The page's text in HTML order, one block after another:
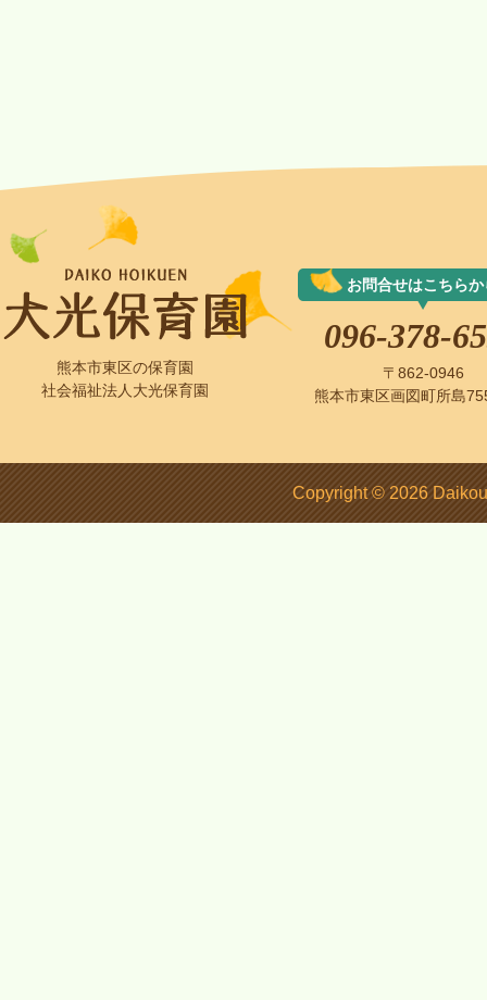
熊本市東区の保育園
社会福祉法人大光保育園
お問合せはこちらか
096-378-
〒862-0946
熊本市東区画図町所島
Copyright © 2026